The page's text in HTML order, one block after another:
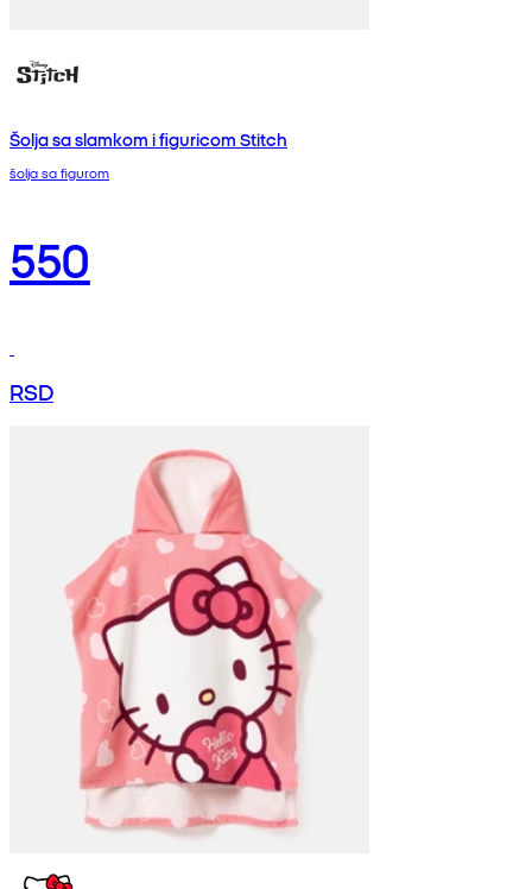
Šolja sa slamkom i figuricom Stitch
šolja sa figurom
550
RSD